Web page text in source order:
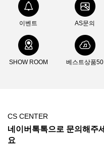
이벤트 AS문의
SHOW ROOM 베스트상품50
CS CENTER
네이버톡톡으로 문의해주세
요